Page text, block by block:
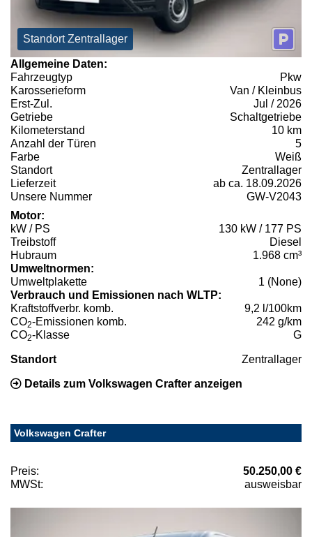
Standort Zentrallager
Allgemeine Daten:
Fahrzeugtyp
Pkw
Karosserieform
Van / Kleinbus
Erst-Zul.
Jul / 2026
Getriebe
Schaltgetriebe
Kilometerstand
10 km
Anzahl der Türen
5
Farbe
Weiß
Standort
Zentrallager
Lieferzeit
ab ca. 18.09.2026
Unsere Nummer
GW-V2043
Motor:
kW / PS
130 kW / 177 PS
Treibstoff
Diesel
Hubraum
1.968 cm³
Umweltnormen:
Umweltplakette
1 (None)
Verbrauch und Emissionen nach WLTP:
Kraftstoffverbr. komb.
9,2 l/100km
CO2-Emissionen komb.
242 g/km
CO2-Klasse G
Standort Zentrallager
Details zum Volkswagen Crafter anzeigen
Volkswagen Crafter
Preis:
50.250,00 €
MWSt:
ausweisbar